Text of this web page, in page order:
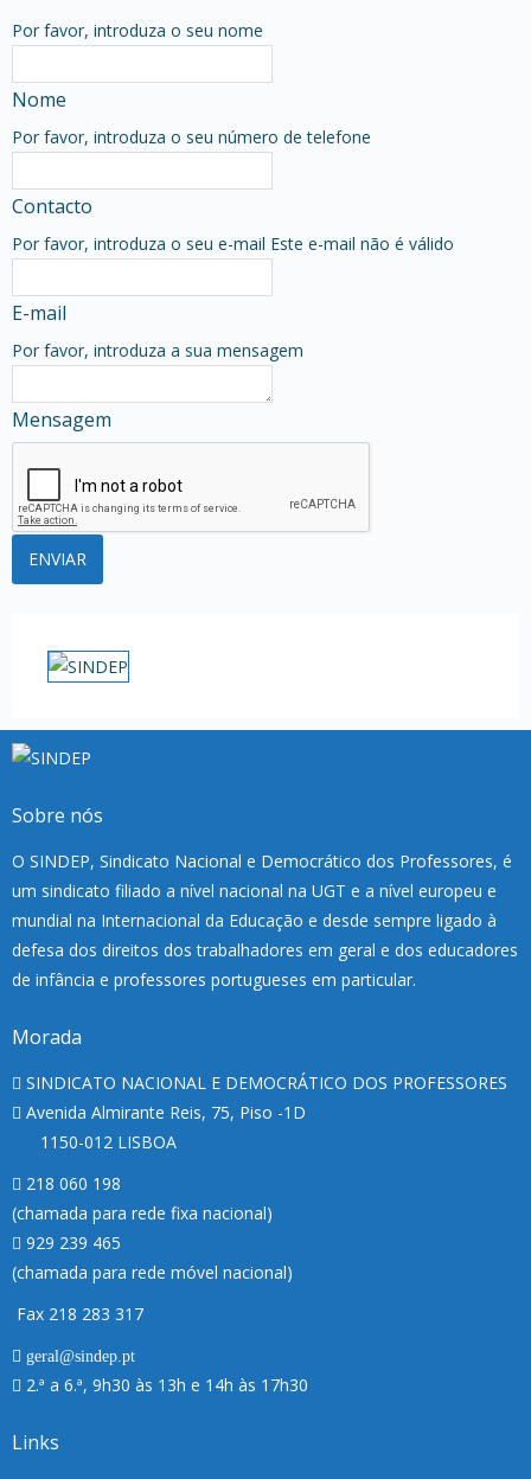
Por favor, introduza o seu nome
Nome
Por favor, introduza o seu número de telefone
Contacto
Por favor, introduza o seu e-mail Este e-mail não é válido
E-mail
Por favor, introduza a sua mensagem
Mensagem
Sobre nós
O SINDEP, Sindicato Nacional e Democrático dos Professores, é
um sindicato filiado a nível nacional na UGT e a nível europeu e
mundial na Internacional da Educação e desde sempre ligado à
defesa dos direitos dos trabalhadores em geral e dos educadores
de infância e professores portugueses em particular.
Morada
SINDICATO NACIONAL E DEMOCRÁTICO DOS PROFESSORES
Avenida Almirante Reis, 75, Piso -1D
1150-012 LISBOA
218 060 198
(chamada para rede fixa nacional)
929 239 465
(chamada para rede móvel nacional)
Fax 218 283 317
geral@sindep.pt
2.ª a 6.ª, 9h30 às 13h e 14h às 17h30
Links